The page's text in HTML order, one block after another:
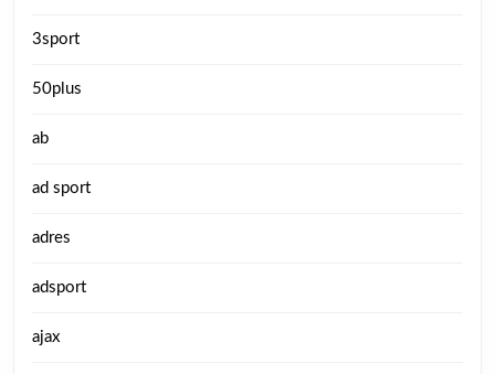
3sport
50plus
ab
ad sport
adres
adsport
ajax